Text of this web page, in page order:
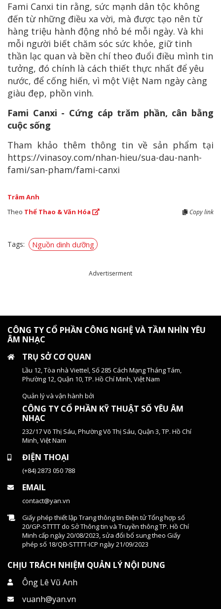
Fami Canxi tin rằng, sức mạnh dân tộc không
đến từ những điều xa vời, mà được tạo nên từ
hàng triệu hành động nhỏ bé mỗi ngày. Và khi
mỗi người biết chăm sóc sức khỏe, giữ tinh
thần lạc quan và bền chí theo đuổi điều mình tin
tưởng, đó chính là cách thiết thực nhất để yêu
nước, để cống hiến, vì một Việt Nam ngày càng
giàu đẹp, phồn vinh.
Fami Canxi - Cứng cáp trăm phần, cân bằng
cuộc sống
Tham khảo thêm thông tin về sản phẩm tại
https://vinasoy.com/nhan-hieu/sua-dau-nanh-
fami/san-pham/fami-canxi
Trâm Anh
Theo Thể Thao & Văn Hóa Copy link
Tags: Nguồn dinh dưỡng
Advertiserment
CÔNG TY CỔ PHẦN CÔNG NGHỆ VÀ TẦM NHÌN YÊU
ÂM NHẠC
TRỤ SỞ CƠ QUAN
Lầu 12, Tòa nhà Viettel, Số 285 Cách Mạng Tháng Tám,
Phường 12, Quận 10, TP. Hồ Chí Minh, Việt Nam
Quản lý và vận hành bởi
CÔNG TY CỔ PHẦN KỸ THUẬT SỐ YÊU ÂM
NHẠC
232/17 Võ Thị Sáu, Phường Võ Thị Sáu, Quận 3, TP. Hồ Chí
Minh, Việt Nam
ĐIỆN THOẠI
(+84) 2873 050 788
EMAIL
contact@yan.vn
Giấy phép thiết lập Trang thông tin Điện tử Tổng hợp số
20/GP-STTTT do Sở Thông tin và Truyền thông TP. Hồ Chí
Minh cấp ngày 20/08/2023, sửa đổi bổ sung theo Giấy
phép số 18/QĐ-STTTT-ICP ngày 21/09/2023
CHỊU TRÁCH NHIỆM QUẢN LÝ NỘI DUNG
Ông Lê Vũ Anh
vuanh@yan.vn